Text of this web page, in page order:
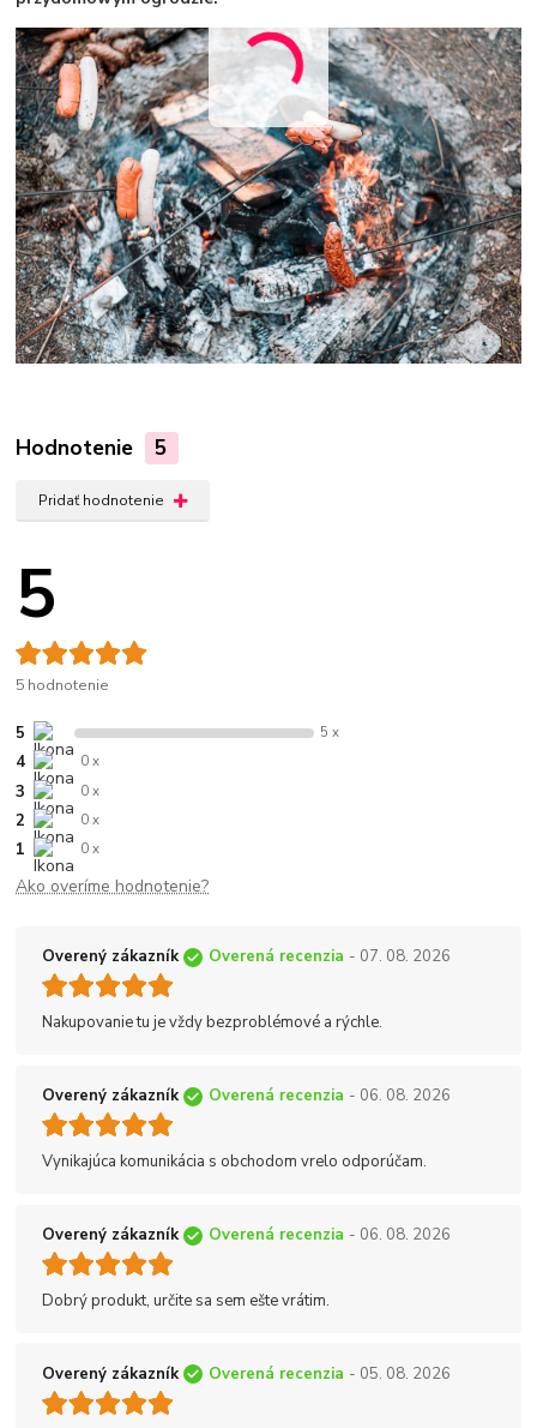
Hodnotenie 5
Pridať hodnotenie
5
5 hodnotenie
5 5 x
4 0 x
3 0 x
2 0 x
1 0 x
Ako overíme hodnotenie?
Overený zákazník Overená recenzia - 07. 08. 2026
Nakupovanie tu je vždy bezproblémové a rýchle.
Overený zákazník Overená recenzia - 06. 08. 2026
Vynikajúca komunikácia s obchodom vrelo odporúčam.
Overený zákazník Overená recenzia - 06. 08. 2026
Dobrý produkt, určite sa sem ešte vrátim.
Overený zákazník Overená recenzia - 05. 08. 2026